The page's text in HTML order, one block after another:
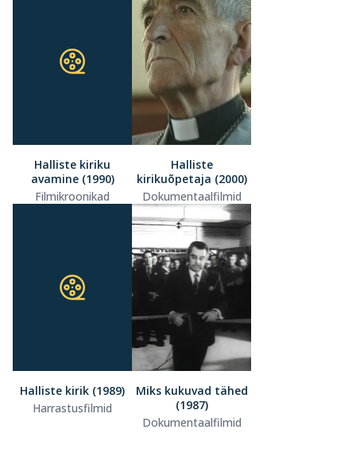
Halliste kiriku
avamine (1990)
Filmikroonikad
Halliste
kirikuõpetaja (2000)
Dokumentaalfilmid
Halliste kirik (1989)
Harrastusfilmid
Miks kukuvad tähed
(1987)
Dokumentaalfilmid